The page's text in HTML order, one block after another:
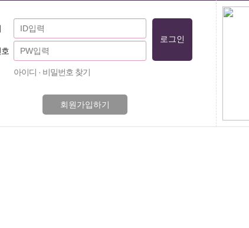
아이디 · 비밀번호 찾기
회원가입하기